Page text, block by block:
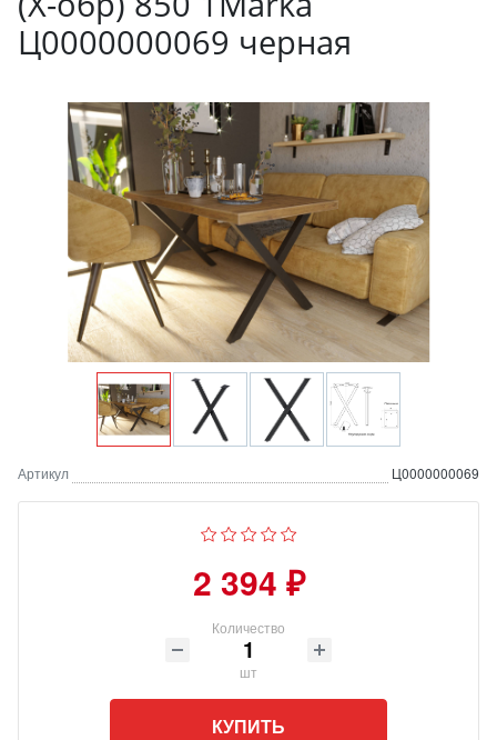
Ц0000000069 черная
Артикул Ц0000000069
2 394 ₽
Количество
шт
КУПИТЬ